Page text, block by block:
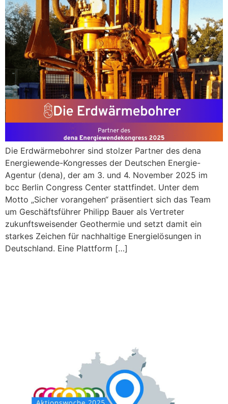
Die Erdwärmebohrer sind stolzer Partner des dena
Energiewende-Kongresses der Deutschen Energie-
Agentur (dena), der am 3. und 4. November 2025 im
bcc Berlin Congress Center stattfindet. Unter dem
Motto „Sicher vorangehen“ präsentiert sich das Team
um Geschäftsführer Philipp Bauer als Vertreter
zukunftsweisender Geothermie und setzt damit ein
starkes Zeichen für nachhaltige Energielösungen in
Deutschland. Eine Plattform […]